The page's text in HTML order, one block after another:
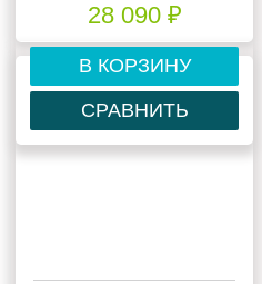
28 090 ₽
В КОРЗИНУ
СРАВНИТЬ